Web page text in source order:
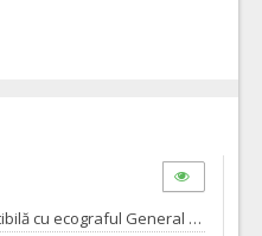
sondă 3Sc-RS ecograf compatibilă cu ecograful General Electric Healthcare model Logiq P7 R2.5 - 1 bucata